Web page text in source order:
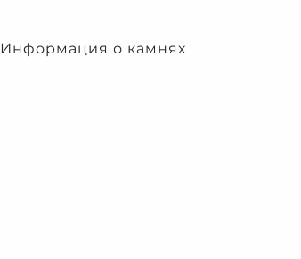
Информация о камнях